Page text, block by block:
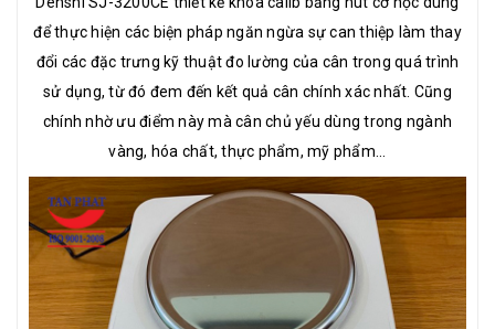
để thực hiện các biện pháp ngăn ngừa sự can thiệp làm thay
đổi các đặc trưng kỹ thuật đo lường của cân trong quá trình
sử dụng, từ đó đem đến kết quả cân chính xác nhất. Cũng
chính nhờ ưu điểm này mà cân chủ yếu dùng trong ngành
vàng, hóa chất, thực phẩm, mỹ phẩm...